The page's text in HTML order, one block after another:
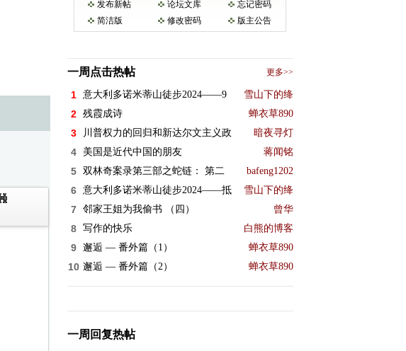
发布新帖 论坛文库
忘记密码
简洁版
修改密码 版主公告
一周点击热帖 更多>>
1 意大利多诺米蒂山徒步2024——9 雪山下的绛
2 残霞成诗 蝉衣草890
3 川普权力的回归和新达尔文主义政 暗夜寻灯
4 美国是近代中国的朋友 蒋闻铭
5 双林奇案录第三部之蛇链： 第二 bafeng1202
6 意大利多诺米蒂山徒步2024——抵 雪山下的绛
7 邻家王姐为我偷书 （四） 曾华
8 写作的快乐 白熊的博客
9 邂逅 — 番外篇（1） 蝉衣草890
10 邂逅 — 番外篇（2） 蝉衣草890
一周回复热帖